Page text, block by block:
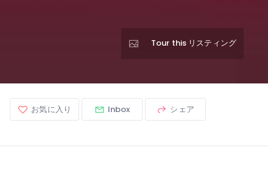
Tour this リスティング
お気に入り Inbox シェア